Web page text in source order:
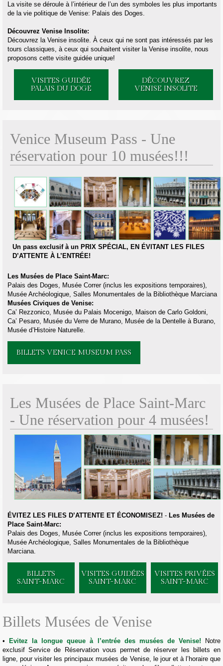
La visite se déroule à l’intérieur de l’un des symboles les plus importants
de la vie politique de Venise: Palais des Doges.
Découvrez Venise Insolite:
Découvrez la Venise insolite. À ceux qui ne sont pas intéressés par les
tours classiques, à ceux qui souhaitent visiter la Venise insolite, nous
proposons cette visite guidée unique!
VISITES GUIDÉE
PALAIS DU DOGE
DÉCOUVREZ
VENISE INSOLITE
Venice Museum Pass - Une
réservation pour 10 musées!!!
Un pass exclusif à un PRIX SPÉCIAL, EN ÉVITANT LES FILES
D’ATTENTE À L’ENTRÉE!
Les Musées de Place Saint-Marc:
Palais des Doges, Musée Correr (inclus les expositions temporaires),
Musée Archéologique, Salles Monumentales de la Bibliothèque Marciana
Musées Civiques de Venise:
Ca’ Rezzonico, Musée du Palais Mocenigo, Maison de Carlo Goldoni,
Ca’ Pesaro, Musée du Verre de Murano, Musée de la Dentelle à Burano,
Musée d’Histoire Naturelle.
BILLETS VENICE MUSEUM PASS
Les Musées de Place Saint-Marc
- Une réservation pour 4 musées!
ÉVITEZ LES FILES D’ATTENTE ET ÉCONOMISEZ! - Les Musées de
Place Saint-Marc:
Palais des Doges, Musée Correr (inclus les expositions temporaires),
Musée Archéologique, Salles Monumentales de la Bibliothèque
Marciana.
BILLETS
SAINT-MARC
VISITES GUIDÉES
SAINT-MARC
VISITES PRIVÉES
SAINT-MARC
Billets Musées de Venise
Evitez la longue queue à l’entrée des musées de Venise! Notre
exclusif Service de Réservation vous permet de réserver les billets en
ligne, pour visiter les principaux musées de Venise, le jour et à l’horaire que